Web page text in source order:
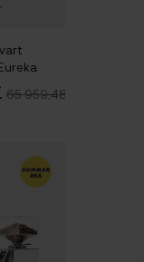
65 959,48 SEK